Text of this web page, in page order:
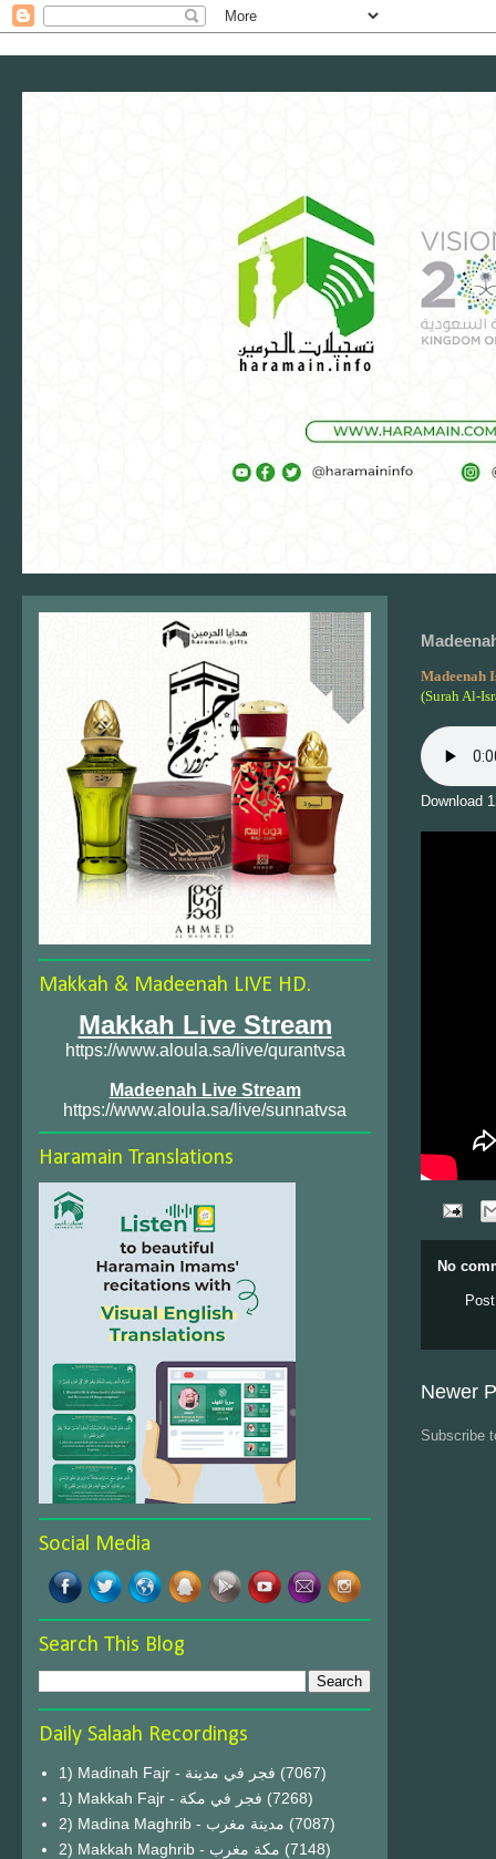
Madeenah
(Surah Al-
Download
No
Newer
Subscribe
Makkah & Madeenah LIVE HD.
Makkah Live Stream
https://www.aloula.sa/live/qurantvsa
Madeenah Live Stream
https://www.aloula.sa/live/sunnatvsa
Haramain Translations
Social Media
Search This Blog
Daily Salaah Recordings
1) Madinah Fajr - فجر في مدينة (7067)
1) Makkah Fajr - فجر في مكة (7268)
2) Madina Maghrib - مدينة مغرب (7087)
2) Makkah Maghrib - مكة مغرب (7148)